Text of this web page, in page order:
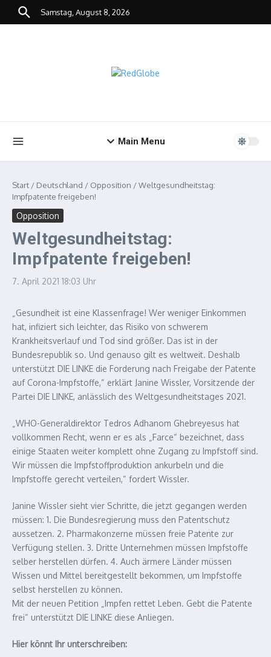
Zum Inhalt springen
Samstag, August 8, 2026
Main Menu
Start / Deutschland / Opposition /Weltgesundheitstag:
Impfpatente freigeben!
Opposition
Weltgesundheitstag:
Impfpatente freigeben!
7. April 2021 18:03 Uhr
„Gesundheit ist eine Klassenfrage! Wer weniger Einkommen
hat, infiziert sich leichter, das Risiko von schwerem
Krankheitsverlauf und Tod sind größer. Das ist in der
Bundesrepublik so. Und genauso gilt es weltweit. Deshalb
unterstützt DIE LINKE die Forderung nach Freigabe der Patente
auf Corona-Impfstoffe,“ erklärt Janine Wissler, Vorsitzende der
Partei DIE LINKE, anlässlich des Weltgesundheitstages 2021.
„WHO-Generaldirektor Tedros Adhanom Ghebreyesus hat
vollkommen Recht, wenn er es als „Farce“ bezeichnet, dass
einige Staaten weiter komplett ohne Zugang zu Impfstoff sind.
Wir müssen die Impfstoffproduktion ankurbeln und die
Impfstoffe gerecht verteilen,“ fordert Wissler.
Janine Wissler sieht vier Schritte, die jetzt gegangen werden
müssen: 1. Die Bundesregierung muss den Patentschutz
aussetzen. 2. Pharmakonzerne müssen freie Patente zur
Verfügung stellen. 3. Dritte Unternehmen müssen Impfstoffe
selber herstellen dürfen. 4. Auch ärmere Länder müssen
Wissen und Mittel bereitgestellt bekommen, um Impfstoffe
selbst herstellen zu können.
Mit der neuen Petition „Impfen rettet Leben. Gebt die Patente
frei“ unterstützt DIE LINKE diese Anliegen.
Hier könnt Ihr unterschreiben: